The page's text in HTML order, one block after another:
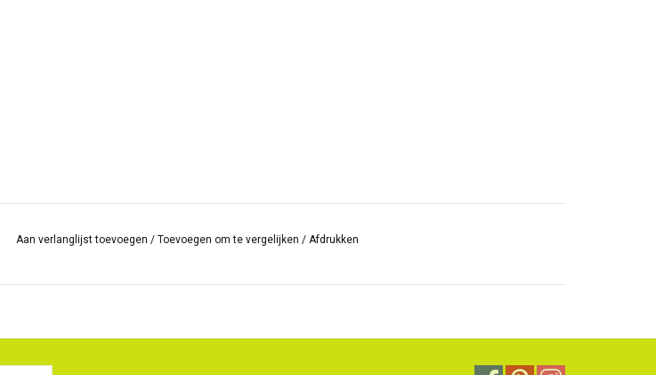
Aan verlanglijst toevoegen/Toevoegen om te vergelijken/Afdrukken